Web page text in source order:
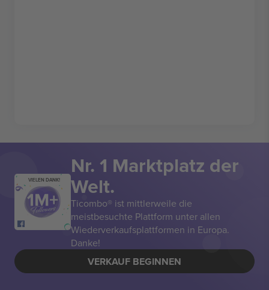
VIELEN DANK!
Nr. 1 Marktplatz der
Welt.
Ticombo® ist mittlerweile die
meistbesuchte Plattform unter allen
Wiederverkaufsplattformen in Europa.
Danke!
VERKAUF BEGINNEN